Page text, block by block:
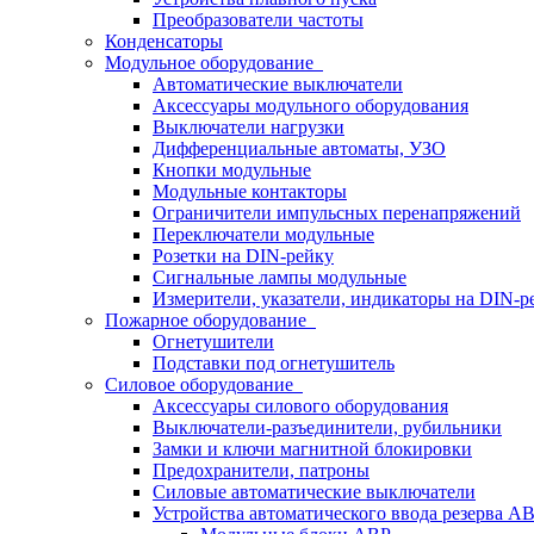
Преобразователи частоты
Конденсаторы
Модульное оборудование
Автоматические выключатели
Аксессуары модульного оборудования
Выключатели нагрузки
Дифференциальные автоматы, УЗО
Кнопки модульные
Модульные контакторы
Ограничители импульсных перенапряжений
Переключатели модульные
Розетки на DIN-рейку
Сигнальные лампы модульные
Измерители, указатели, индикаторы на DIN-
Пожарное оборудование
Огнетушители
Подставки под огнетушитель
Силовое оборудование
Аксессуары силового оборудования
Выключатели-разъединители, рубильники
Замки и ключи магнитной блокировки
Предохранители, патроны
Силовые автоматические выключатели
Устройства автоматического ввода резерва